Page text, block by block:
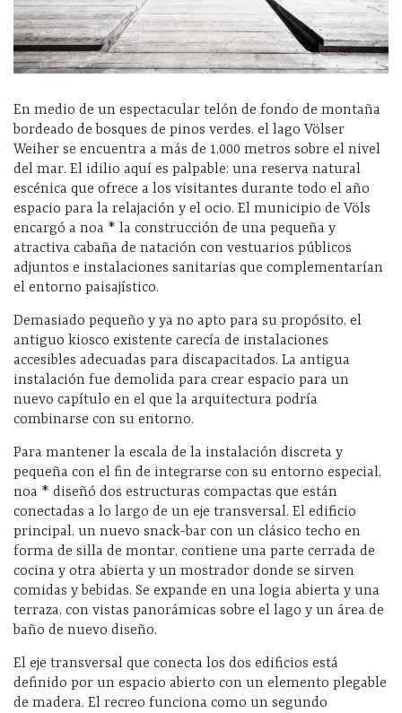
En medio de un espectacular telón de fondo de montaña
bordeado de bosques de pinos verdes, el lago Völser
Weiher se encuentra a más de 1,000 metros sobre el nivel
del mar. El idilio aquí es palpable: una reserva natural
escénica que ofrece a los visitantes durante todo el año
espacio para la relajación y el ocio. El municipio de Völs
encargó a noa * la construcción de una pequeña y
atractiva cabaña de natación con vestuarios públicos
adjuntos e instalaciones sanitarias que complementarían
el entorno paisajístico.
Demasiado pequeño y ya no apto para su propósito, el
antiguo kiosco existente carecía de instalaciones
accesibles adecuadas para discapacitados. La antigua
instalación fue demolida para crear espacio para un
nuevo capítulo en el que la arquitectura podría
combinarse con su entorno.
Para mantener la escala de la instalación discreta y
pequeña con el fin de integrarse con su entorno especial,
noa * diseñó dos estructuras compactas que están
conectadas a lo largo de un eje transversal. El edificio
principal, un nuevo snack-bar con un clásico techo en
forma de silla de montar, contiene una parte cerrada de
cocina y otra abierta y un mostrador donde se sirven
comidas y bebidas. Se expande en una logia abierta y una
terraza, con vistas panorámicas sobre el lago y un área de
baño de nuevo diseño.
El eje transversal que conecta los dos edificios está
definido por un espacio abierto con un elemento plegable
de madera. El recreo funciona como un segundo